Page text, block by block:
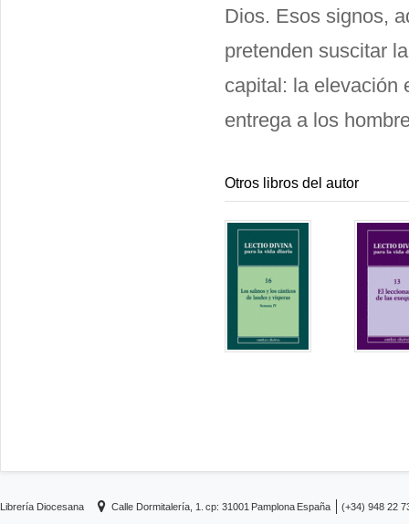
Dios. Esos signos,
pretenden suscitar
capital: la elevación
entrega a los
Otros libros del autor
Librería Diocesana Calle Dormitalería, 1. cp: 31001 Pamplona España (+34) 948 22